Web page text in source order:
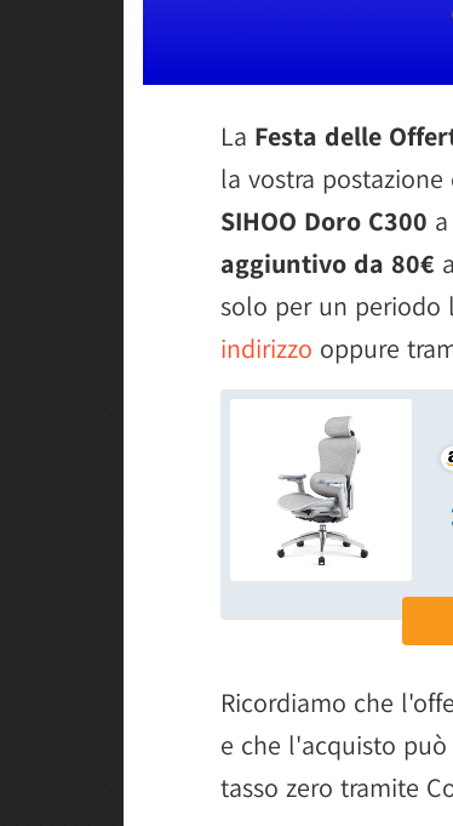
La Festa delle
la vostra
SIHOO Doro C300 a
aggiuntivo da 80€
solo per un periodo
indirizzo oppure
Ricordiamo che
e che l'acquisto
tasso zero tramite